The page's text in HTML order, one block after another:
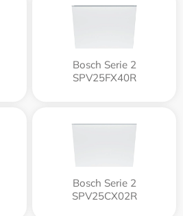
Bosch Serie 2
SPV25FX40R
Bosch Serie 2
SPV25CX02R